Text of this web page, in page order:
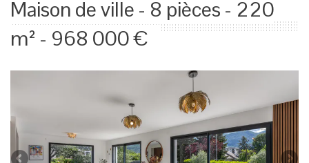
Maison de ville - 8 pièces - 220
m² - 968 000 €